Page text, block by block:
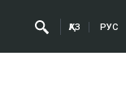
ҚАЗ РУС